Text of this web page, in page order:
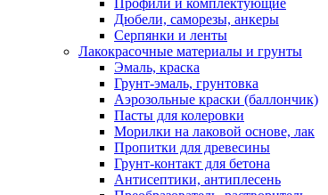
Профили и комплектующие
Дюбели, саморезы, анкеры
Серпянки и ленты
Лакокрасочные материалы и грунты
Эмаль, краска
Грунт-эмаль, грунтовка
Аэрозольные краски (баллончик)
Пасты для колеровки
Морилки на лаковой основе, лак
Пропитки для древесины
Грунт-контакт для бетона
Антисептики, антиплесень